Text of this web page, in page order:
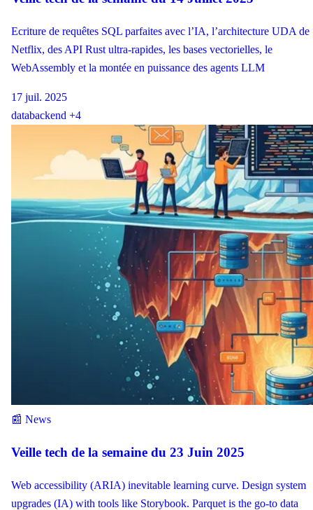
Ecriture de requêtes SQL parfaites avec l’IA, l’architecture UDA de
Netflix, des API Rust ultra-rapides, les bases vectorielles, le
WebAssembly et la montée en puissance des agents LLM
17 juil. 2025
databackend +4
📰 News
Veille tech de la semaine du 23 Juin 2025
Web accessibility (ARIA) inevitable learning curve. Design system
upgrades (IA) with tools like Storybook. Parquet is the go-to data